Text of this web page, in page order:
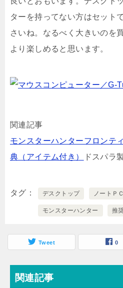
ターを持ってない方はセット
さいね。なるべく大きいのを
より楽しめると思います。
関連記事
モンスターハンターフロン
典（アイテム付き）
ドスパラ
タグ デスクトップ ノートＰＣ
モンスターハンター 推
Tweet 0
関連記事